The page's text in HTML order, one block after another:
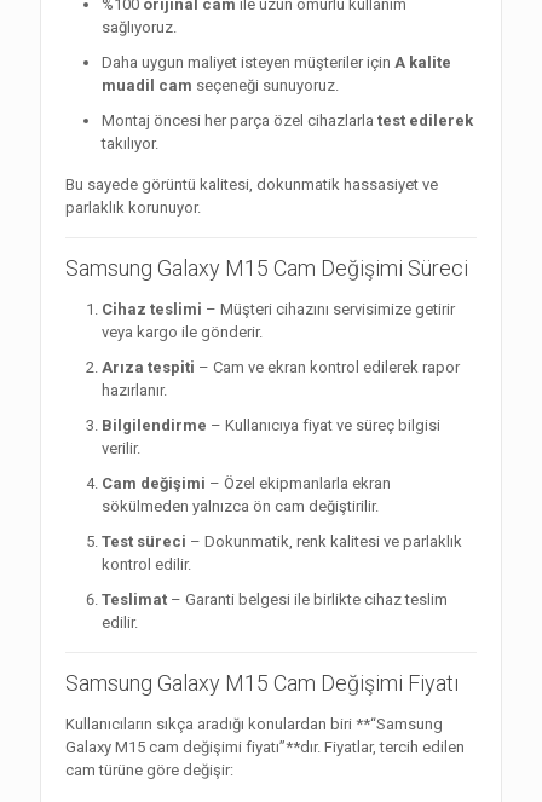
%100 orijinal cam ile uzun ömürlü kullanım
sağlıyoruz.
Daha uygun maliyet isteyen müşteriler için A kalite
muadil cam seçeneği sunuyoruz.
Montaj öncesi her parça özel cihazlarla test edilerek
takılıyor.
Bu sayede görüntü kalitesi, dokunmatik hassasiyet ve
parlaklık korunuyor.
Samsung Galaxy M15 Cam Değişimi Süreci
Cihaz teslimi – Müşteri cihazını servisimize getirir
veya kargo ile gönderir.
Arıza tespiti – Cam ve ekran kontrol edilerek rapor
hazırlanır.
Bilgilendirme – Kullanıcıya fiyat ve süreç bilgisi
verilir.
Cam değişimi – Özel ekipmanlarla ekran
sökülmeden yalnızca ön cam değiştirilir.
Test süreci – Dokunmatik, renk kalitesi ve parlaklık
kontrol edilir.
Teslimat – Garanti belgesi ile birlikte cihaz teslim
edilir.
Samsung Galaxy M15 Cam Değişimi Fiyatı
Kullanıcıların sıkça aradığı konulardan biri **“Samsung
Galaxy M15 cam değişimi fiyatı”**dır. Fiyatlar, tercih edilen
cam türüne göre değişir: